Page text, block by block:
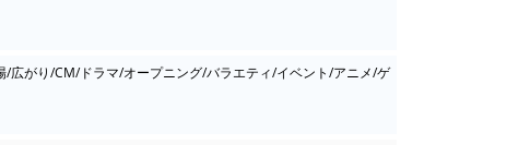
がり/CM/ドラマ/オープニング/バラエティ/イベント/アニメ/ゲ